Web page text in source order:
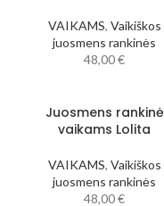
VAIKAMS, Vaikiškos
juosmens rankinės
48,00€
Juosmens rankinė
vaikams Lolita
VAIKAMS, Vaikiškos
juosmens rankinės
48,00€